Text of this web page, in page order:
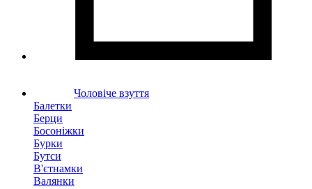
Чоловіче взуття
Балетки
Берци
Босоніжки
Бурки
Бутси
В'єтнамки
Валянки